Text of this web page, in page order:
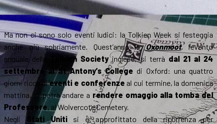
Ma non ci sono solo eventi ludici: la Tolkien Week si festeggia
anche più sobriamente. Quest’anno laOxonmoot, l’evento
annuale della
Tolkien Societyinglese, si terrà dal 21 al 24
settembre al St Antony’s College di Oxford: una quattro
giorni ricca dieventi e conferenze al cui termine, la domenica
mattina, si potrà andare a rendere omaggio alla tomba del
Professore, al Wolvercote Cemetery.
Negli Stati Unitisi è approfittato della ricorrenza per